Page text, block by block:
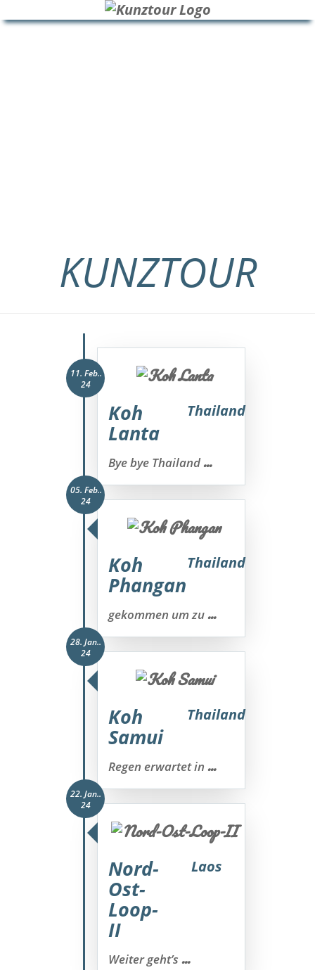
KUNZTOUR
11. Feb..
24
Koh
Lanta
Thailand
Bye bye Thailand...
05. Feb..
24
Koh
Phangan
Thailand
gekommen um zu...
28. Jan..
24
Koh
Samui
Thailand
Regen erwartet in...
22. Jan..
24
Nord-
Ost-
Loop-
II
Laos
Weiter geht’s...